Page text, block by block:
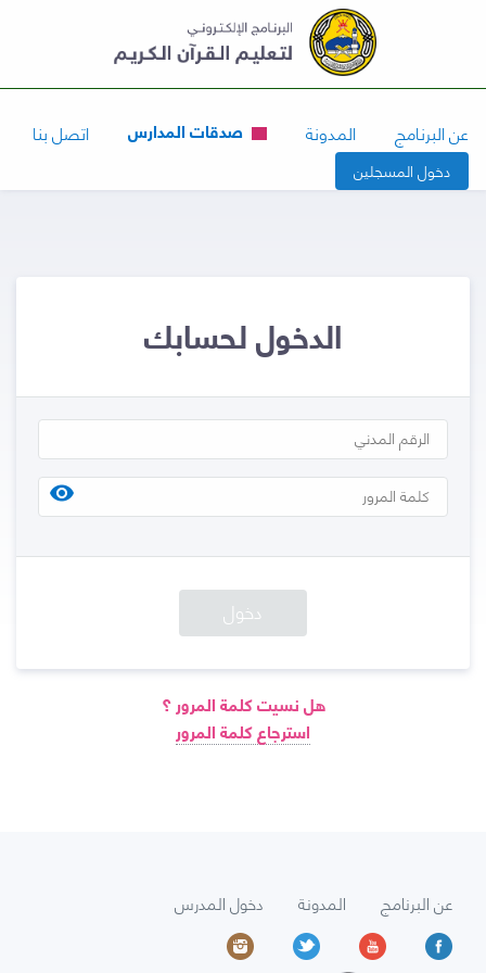
عن البرنامج المدونة صدقات المدارس اتصل بنا
دخول المسجلين
الدخول لحسابك
visibility
دخول
هل نسيت كلمة المرور ؟
استرجاع كلمة المرور
عن البرنامج المدونة دخول المدرس